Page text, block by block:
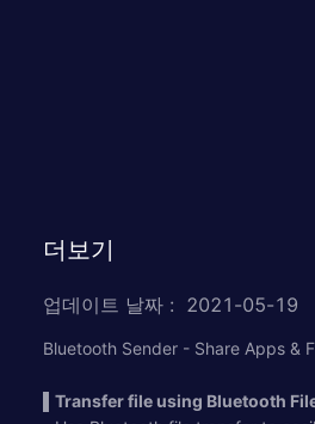
더보기
업데이트 날짜 : 2021-05-19
Bluetooth Sender - Share Apps &
▌Transfer file using Bluetooth